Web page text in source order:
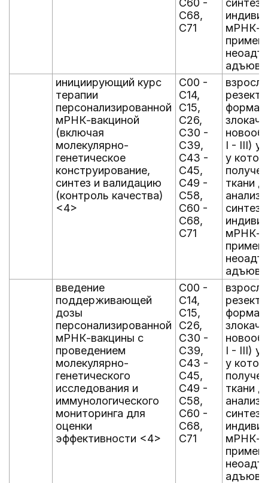
C60 -
C68,
C71
мРНК-
инициирующий курс
терапии
персонализированной
мРНК-вакциной
(включая
молекулярно-
генетическое
конструирование,
синтез и валидацию
(контроль качества)
<4>
C00 -
C14,
C15,
C26,
C30 -
C39,
C43 -
C45,
C49 -
C58,
C60 -
C68,
C71
I - III)
у
ткани
мРНК-
введение
поддерживающей
дозы
персонализированной
мРНК-вакцины с
проведением
молекулярно-
генетического
исследования и
иммунологического
мониторинга для
оценки
эффективности <4>
C00 -
C14,
C15,
C26,
C30 -
C39,
C43 -
C45,
C49 -
C58,
C60 -
C68,
C71
I - III)
у
ткани
мРНК-